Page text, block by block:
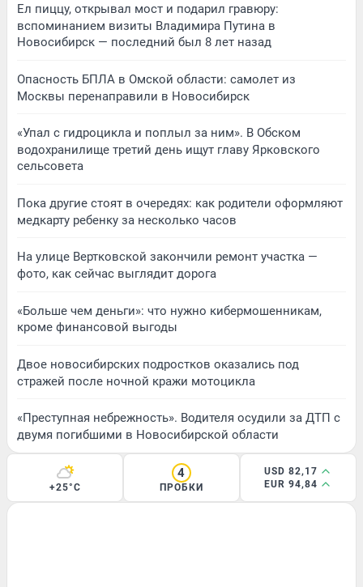
Ел пиццу, открывал мост и подарил гравюру:
вспоминанием визиты Владимира Путина в
Новосибирск — последний был 8 лет назад
Опасность БПЛА в Омской области: самолет из
Москвы перенаправили в Новосибирск
«Упал с гидроцикла и поплыл за ним». В Обском
водохранилище третий день ищут главу Ярковского
сельсовета
Пока другие стоят в очередях: как родители оформляют
медкарту ребенку за несколько часов
На улице Вертковской закончили ремонт участка —
фото, как сейчас выглядит дорога
«Больше чем деньги»: что нужно кибермошенникам,
кроме финансовой выгоды
Двое новосибирских подростков оказались под
стражей после ночной кражи мотоцикла
«Преступная небрежность». Водителя осудили за ДТП с
двумя погибшими в Новосибирской области
+25°C
4
ПРОБКИ
USD 82,17
EUR 94,84